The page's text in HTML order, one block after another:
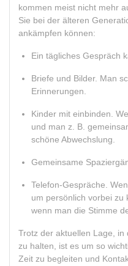
kommen meist nicht mehr
Sie bei der älteren
ankämpfen können:
Ein tägliches Gespräch
Briefe und Bilder. Man
Erinnerungen.
Kinder mit einbinden.
und man z. B.
schöne Abwechslung.
Gemeinsame
Telefon-Gespräche.
um persönlich vorbei zu
wenn man die Stimme
Trotz der aktuellen Lage, in
zu halten, ist es um so
Zeit zu begleiten und